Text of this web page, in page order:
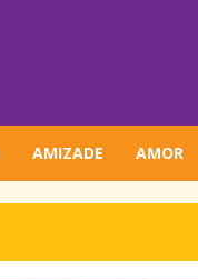
AMIZADE AMOR